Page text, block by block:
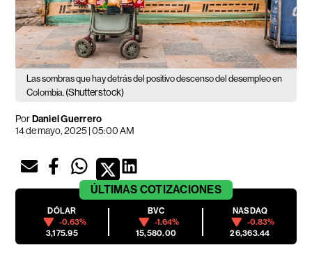
Las sombras que hay detrás del positivo descenso del desempleo en
Colombia. (Shutterstock)
PorDaniel Guerrero
14 de mayo, 2025 | 05:00 AM
ÚLTIMAS COTIZACIONES
DÓLAR
-0.63%
3,175.95
BVC
-1.64%
15,580.00
NASDAQ
-0.83%
26,363.44